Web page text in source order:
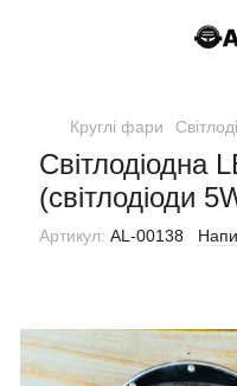
Круглі фари
Світлодіодна
(світлодіоди
Артикул: AL-00138